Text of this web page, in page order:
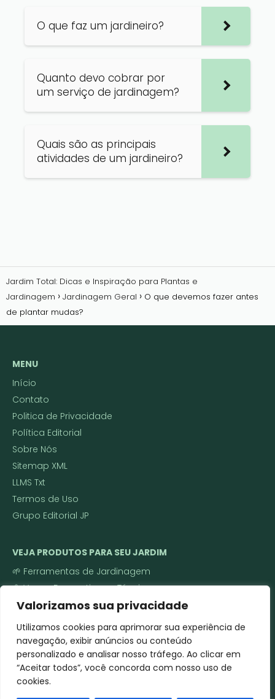
Valorizamos sua privacidade
Utilizamos cookies para aprimorar sua experiência de
navegação, exibir anúncios ou conteúdo
personalizado e analisar nosso tráfego. Ao clicar em
“Aceitar todos”, você concorda com nosso uso de
cookies.
O que faz um jardineiro?
Quanto devo cobrar por
um serviço de jardinagem?
Quais são as principais
atividades de um jardineiro?
Jardim Total: Dicas e Inspiração para Plantas e
Jardinagem
Jardinagem Geral
O que devemos fazer antes
de plantar mudas?
MENU
Início
Contato
Politica de Privacidade
Política Editorial
Sobre Nós
Sitemap XML
LLMS Txt
Termos de Uso
Grupo Editorial JP
VEJA PRODUTOS PARA SEU JARDIM
🌱 Ferramentas de Jardinagem
🌼 Vasos Decorativos e Técnicos
🌿 Sementes e Mudas
Roçadeira a gasolina ou elétrica
Cortador de grama
Soprador de folhas
Pulverizador costal/elétrico
Motoenxada